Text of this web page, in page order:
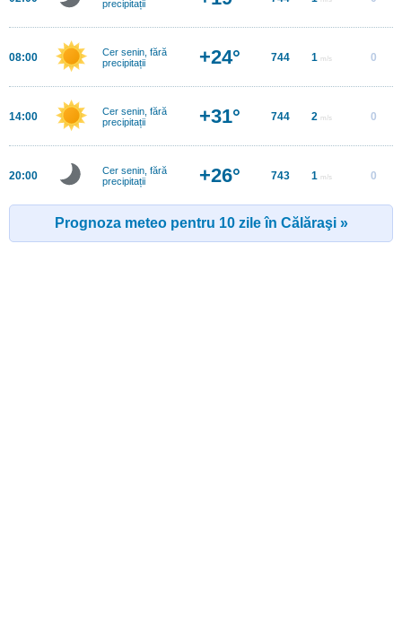
precipitații
08:00
Cer senin, fără
precipitații
+24° 744 1 m/s 0
14:00
Cer senin, fără
precipitații
+31° 744 2 m/s 0
20:00
Cer senin, fără
precipitații
+26° 743 1 m/s 0
Prognoza meteo pentru 10 zile în Călăraşi »